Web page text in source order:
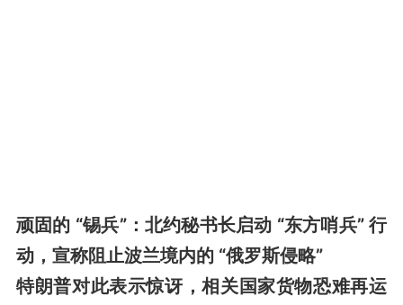
顽固的 “锡兵”：北约秘书长启动 “东方哨兵” 行
动，宣称阻止波兰境内的 “俄罗斯侵略”
特朗普对此表示惊讶，相关国家货物恐难再运